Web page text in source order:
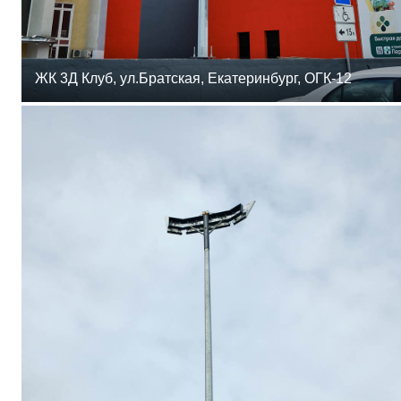
ЖК 3Д Клуб, ул.Братская, Екатеринбург, ОГК-12